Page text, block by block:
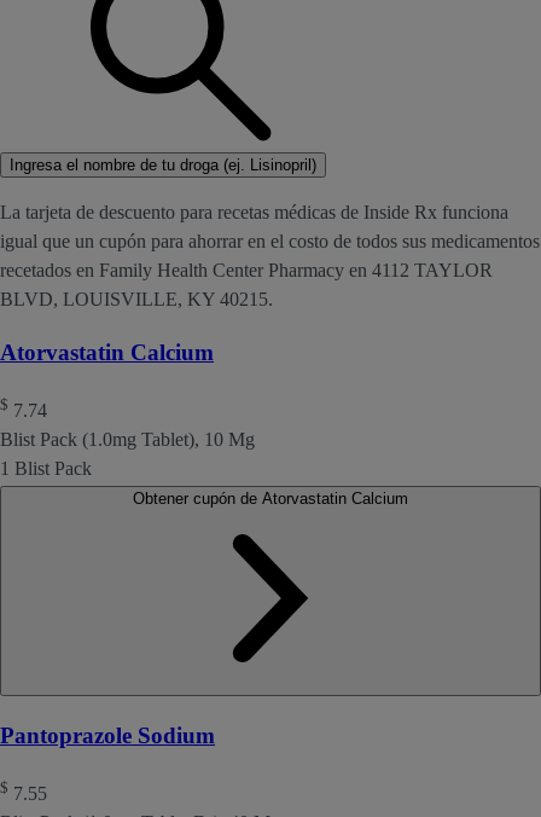
Ingresa el nombre de tu droga (ej. Lisinopril)
La tarjeta de descuento para recetas médicas de Inside Rx funciona
igual que un cupón para ahorrar en el costo de todos sus medicamentos
recetados en Family Health Center Pharmacy en 4112 TAYLOR
BLVD, LOUISVILLE, KY 40215.
Atorvastatin Calcium
$ 7.74
Blist Pack (1.0mg Tablet), 10 Mg
1 Blist Pack
Pantoprazole Sodium
$ 7.55